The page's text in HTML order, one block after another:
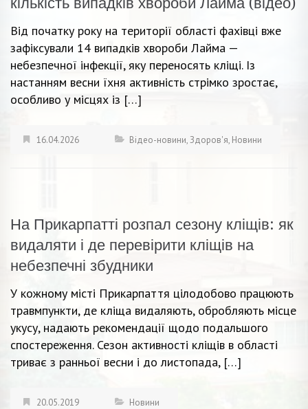
Від початку року на території області фахівці вже
зафіксували 14 випадків хвороби Лайма —
небезпечної інфекції, яку переносять кліщі. Із
настанням весни їхня активність стрімко зростає,
особливо у місцях із […]
16.04.2026 Відео-новини,Здоров'я, Новини
На Прикарпатті розпал сезону кліщів: як
видаляти і де перевірити кліщів на
небезпечні збудники
У кожному місті Прикарпаття цілодобово працюють
травмпункти, де кліща видаляють, обробляють місце
укусу, надають рекомендації щодо подальшого
спостереження. Сезон активності кліщів в області
триває з ранньої весни і до листопада, […]
20.05.2019 Новини